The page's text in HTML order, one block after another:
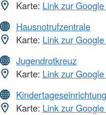
Karte: Link zur
Hausnotrufzentrale
Karte: Link zur
Jugendrotkreuz
Karte: Link zur
Kindertageseinrichtung
Karte: Link zur